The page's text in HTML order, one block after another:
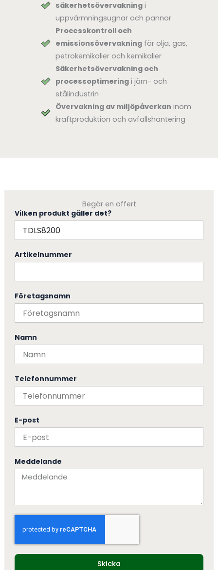
säkerhetsövervakningi
uppvärmningsugnar och pannor
Processkontroll och
emissionsövervakningför olja, gas,
petrokemikalier och kemikalier
Säkerhetsövervakning och
processoptimeringi järn- och
stålindustrin
Övervakning av miljöpåverkan inom
kraftproduktion och avfallshantering
Begär en offert
Vilken produkt gäller det?
Artikelnummer
Företagsnamn
Namn
Telefonnummer
E-post
Meddelande
Skicka